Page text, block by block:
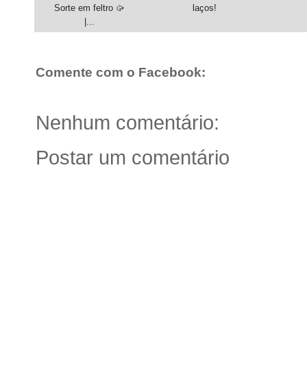
Sorte em feltro 🥠
|...
laços!
Comente com o Facebook:
Nenhum comentário:
Postar um comentário